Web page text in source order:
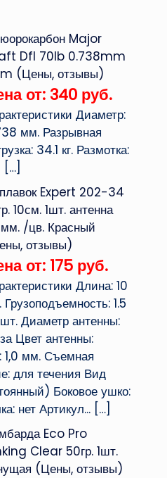
Major
Dfl 70lb 0.738mm
(Цены, отзывы)
от: 340 руб.
Диаметр:
мм. Разрывная
34.1 кг. Размотка:
[…]
Expert 202-34
10см. 1шт. антенна
/цв. Красный
отзывы)
от: 175 руб.
Длина: 10
Грузоподъемность: 1.5
Диаметр антенны:
Цвет антенны:
1,0 мм. Съемная
для течения Вид
Боковое ушко:
нет Артикул...[…]
Eco Pro
Clear 50гр. 1шт.
(Цены, отзывы)